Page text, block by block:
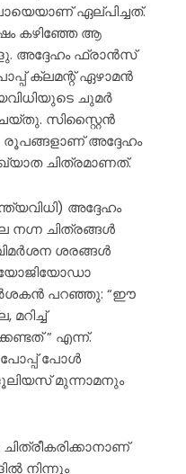
ഏല്പിച്ചത്.
കഴിഞ്ഞേ ആ
അദ്ദേഹം ഫ്രാൻസ്
ക്ലമന്റ് ഏഴാമൻ
ചുമർ
സിസ്റ്റൈൻ
രൂപങ്ങളാണ് അദ്ദേഹം
ചിത്രമാണത്.
അദ്ദേഹം
നഗ്ന ചിത്രങ്ങൾ
ശരങ്ങൾ
പറഞ്ഞു: “ഈ
” എന്ന്.
പോപ്പ് പോൾ
മുന്നാമനും
നിന്നും